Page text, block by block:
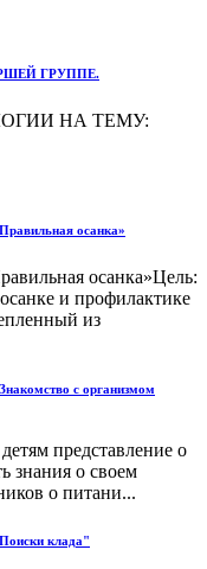
ГРУППЕ.
НА ТЕМУ:
осанка»
осанка»Цель:
и профилактике
из
с организмом
представление о
знания о своем
о питани...
клада"